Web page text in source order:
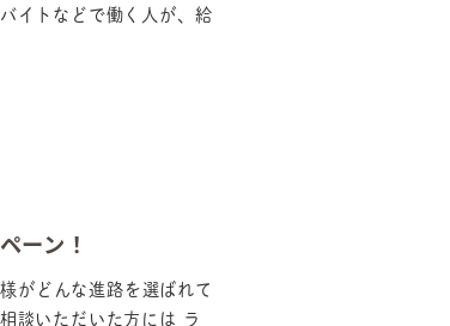
イトなどで働く人が、給
ーン！
がどんな進路を選ばれて
談いただいた方には ラ